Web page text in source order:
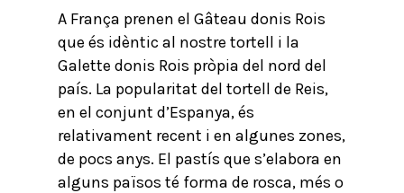
A França prenen el Gâteau donis Rois
que és idèntic al nostre tortell i la
Galette donis Rois pròpia del nord del
país. La popularitat del tortell de Reis,
en el conjunt d’Espanya, és
relativament recent i en algunes zones,
de pocs anys. El pastís que s’elabora en
alguns països té forma de rosca, més o